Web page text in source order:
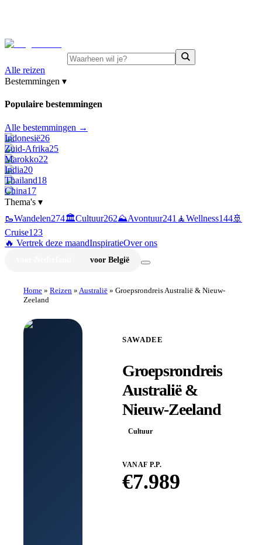
Alle reizen
Bestemmingen ▾
Populaire bestemmingen
Alle bestemmingen →
Indonesië26
Zuid-Afrika25
Marokko22
India20
Thailand18
China17
Thema's ▾
🥾Wandelen274🏛️Cultuur262⛰️Avontuur241 🧘Wellness144🚢
Cruise123
🔥 Vertrek deze maandInspiratieOver ons
voor België
Home » Reizen » Australië » Groepsrondreis Australië & Nieuw-
Zeeland
SAWADEE
Groepsrondreis
Australië &
Nieuw-Zeeland
Cultuur
VANAF P.P.
€7.989